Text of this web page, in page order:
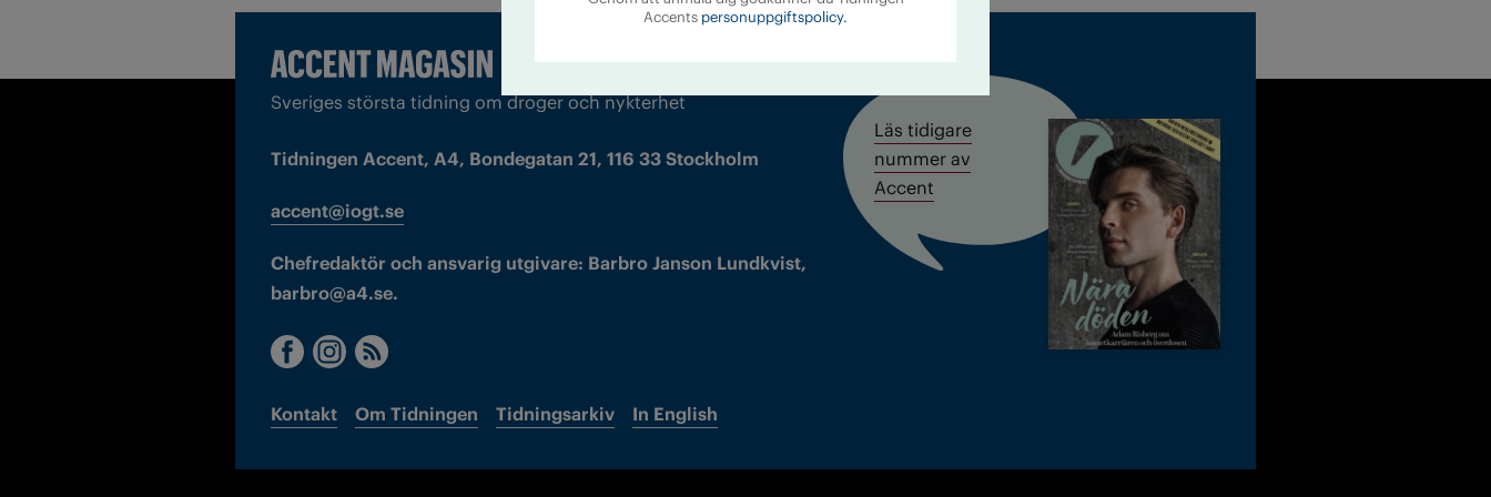
Sveriges största tidning om droger och nykterhet
Tidningen Accent, A4, Bondegatan 21, 116 33 Stockholm
accent@iogt.se
Chefredaktör och ansvarig utgivare: Barbro Janson Lundkvist,
barbro@a4.se.
Kontakt Om Tidningen Tidningsarkiv In English
Läs tidigare
nummer av
Accent
Accents personuppgiftspolicy.